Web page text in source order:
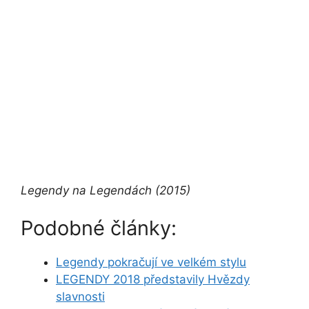
Legendy na Legendách (2015)
Podobné články:
Legendy pokračují ve velkém stylu
LEGENDY 2018 představily Hvězdy
slavnosti